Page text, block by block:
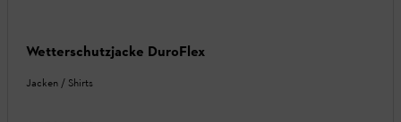
Wetterschutzjacke DuroFlex
Jacken / Shirts